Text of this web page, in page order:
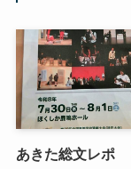
あきた総文レポ